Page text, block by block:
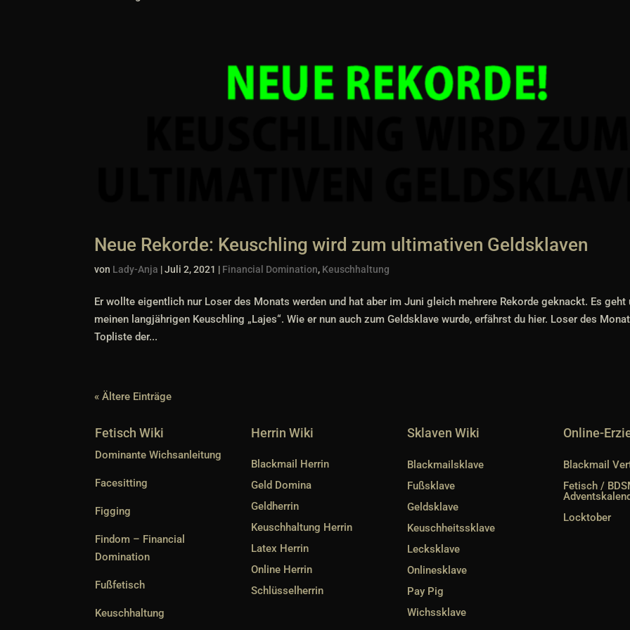
Neue Rekorde: Keuschling wird zum ultimativen Geldsklaven
von Lady-Anja |Juli 2, 2021 | Financial Domination, Keuschhaltung
Er wollte eigentlich nur Loser des Monats werden und hat aber im Juni gleich mehrere Rekorde geknackt. Es geht
meinen langjährigen Keuschling „Lajes“. Wie er nun auch zum Geldsklave wurde, erfährst du hier. Loser des
Topliste der...
« Ältere Einträge
Fetisch Wiki
Dominante Wichsanleitung
Facesitting
Figging
Findom – Financial
Domination
Fußfetisch
Keuschhaltung
Herrin Wiki
Blackmail Herrin
Geld Domina
Geldherrin
Keuschhaltung Herrin
Latex Herrin
Online Herrin
Schlüsselherrin
Sklaven Wiki
Blackmailsklave
Fußsklave
Geldsklave
Keuschheitssklave
Lecksklave
Onlinesklave
Pay Pig
Wichssklave
Online-
Blackmail
Fetisch /
Locktober